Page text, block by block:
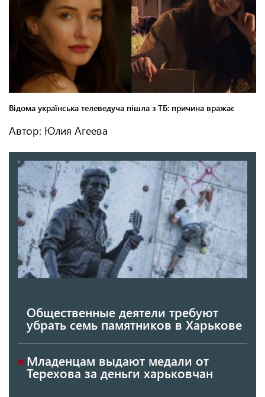
Автор: Юлия Агеева
Общественные деятели требуют
убрать семь памятников в Харькове
Младенцам выдают медали от
Терехова за деньги харьковчан